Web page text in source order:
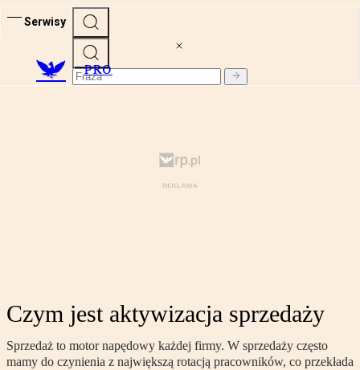
Serwisy
PRO
Czym jest aktywizacja sprzedaży
Sprzedaż to motor napędowy każdej firmy. W sprzedaży często
mamy do czynienia z największą rotacją pracowników, co przekłada